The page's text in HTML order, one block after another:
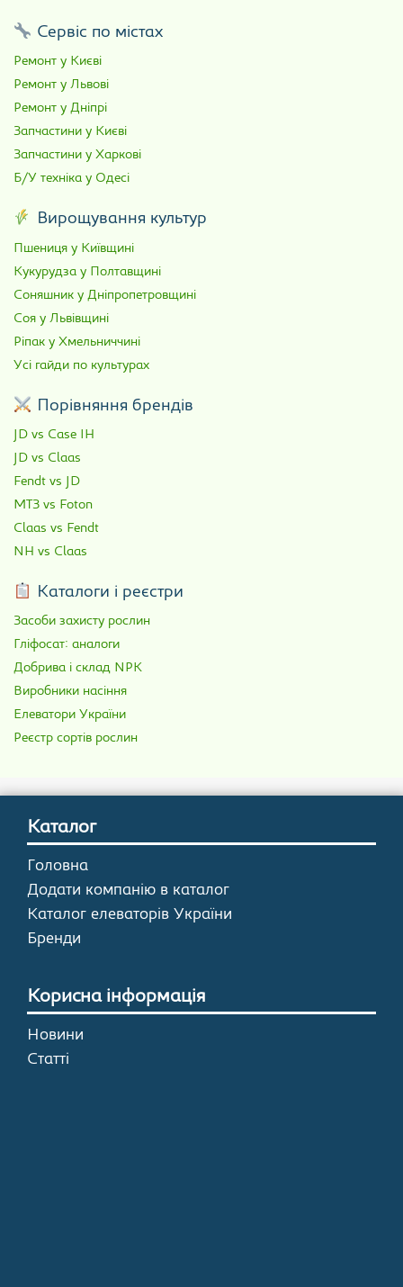
Сервіс по містах
Ремонт у Києві
Ремонт у Львові
Ремонт у Дніпрі
Запчастини у Києві
Запчастини у Харкові
Б/У техніка у Одесі
Вирощування культур
Пшениця у Київщині
Кукурудза у Полтавщині
Соняшник у Дніпропетровщині
Соя у Львівщині
Ріпак у Хмельниччині
Усі гайди по культурах
Порівняння брендів
JD vs Case IH
JD vs Claas
Fendt vs JD
МТЗ vs Foton
Claas vs Fendt
NH vs Claas
Каталоги і реєстри
Засоби захисту рослин
Гліфосат: аналоги
Добрива і склад NPK
Виробники насіння
Елеватори України
Реєстр сортів рослин
Каталог
Головна
Додати компанію в каталог
Каталог елеваторів України
Бренди
Корисна інформація
Новини
Статті